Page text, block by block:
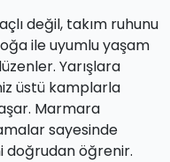
değil, takım ruhunu
ile uyumlu yaşam
Yarışlara
üstü kamplarla
Marmara
sayesinde
doğrudan öğrenir.